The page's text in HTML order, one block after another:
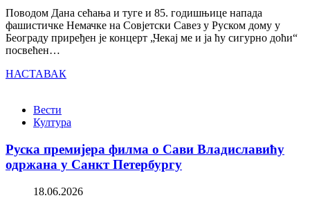
Поводом Дана сећања и туге и 85. годишњице напада
фашистичке Немачке на Совјетски Савез у Руском дому у
Београду приређен је концерт „Чекај ме и ја ћу сигурно доћи“
посвећен…
НАСТАВАК
Вести
Култура
Руска премијера филма о Сави Владиславићу
одржана у Санкт Петербургу
18.06.2026